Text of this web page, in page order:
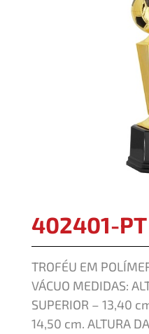
402401-PT
TROFÉU EM
VÁCUO MEDIDAS:
SUPERIOR – 13,40
14,50 cm. ALTURA